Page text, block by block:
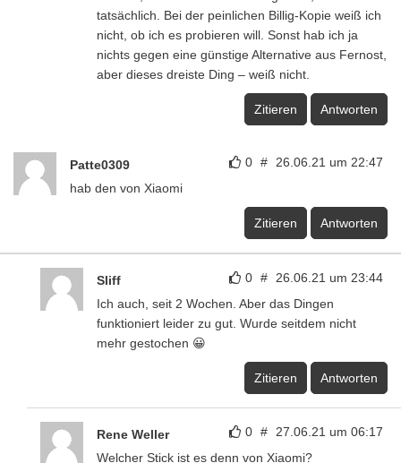
tatsächlich. Bei der peinlichen Billig-Kopie weiß ich
nicht, ob ich es probieren will. Sonst hab ich ja
nichts gegen eine günstige Alternative aus Fernost,
aber dieses dreiste Ding – weiß nicht.
Zitieren Antworten
0 # 26.06.21 um 22:47
Patte0309
hab den von Xiaomi
Zitieren Antworten
0 # 26.06.21 um 23:44
Sliff
Ich auch, seit 2 Wochen. Aber das Dingen
funktioniert leider zu gut. Wurde seitdem nicht
mehr gestochen 😀
Zitieren Antworten
0 # 27.06.21 um 06:17
Rene Weller
Welcher Stick ist es denn von Xiaomi?